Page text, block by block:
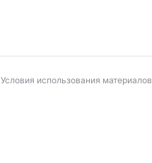
Условия использования материалов